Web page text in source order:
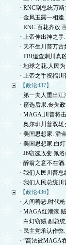
· RNC副总统万
· 金风玉露一相
· RNC.百花齐放.
· 上帝伸出神之
· 天不生川普万
· FBI追查刺川真
· 地球之花.人民
· 上帝之手祝福川
【政论437】
· 第一夫人重出
· 窃选后果.丧失
· MAGA.川普将
· 奥尔班川普双
· 美国思想家. 潘
· 美国思想家.白
· J6窃选政变.佩
· 醉翁之意不在
· 我们人民川普
· 我们人民总统
【政论436】
· 人间善恶.时代
· MAGA红潮滚.
· 白灯窃贼.副总
· 民主党承认作
· “高法被MAGA